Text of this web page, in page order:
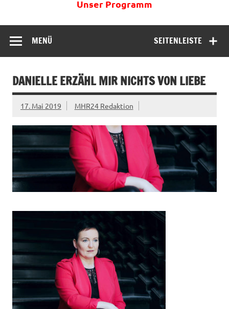
Unser Programm
SEITENLEISTE
MENÜ
DANIELLE ERZÄHL MIR NICHTS VON LIEBE
17. Mai 2019 MHR24 Redaktion